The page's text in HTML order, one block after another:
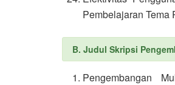
Pembelajaran Tema
B. Judul Skripsi
Pengembangan